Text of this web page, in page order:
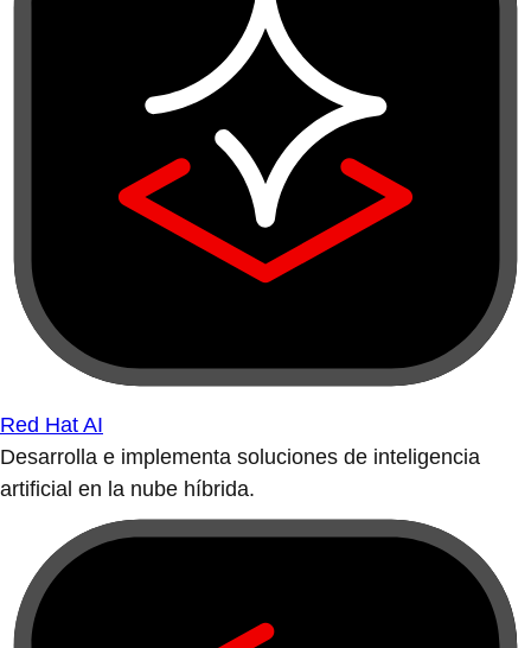
Red Hat AI
Desarrolla e implementa soluciones de inteligencia
artificial en la nube híbrida.